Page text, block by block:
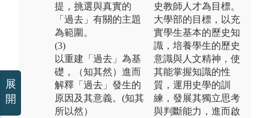
提，挑選與真實的
「過去」有關的主題
為範圍。
(3)
以重建「過去」為基
礎，（知其然）進而
解釋「過去」發生的
原因及其意義。(知其
所以然）
史教師人才為目標。
大學部的目標，以充
實學生基本的歷史知
識，培養學生的歷史
意識與人文精神，使
其能掌握知識的性
質，運用史學的訓
練，發展其獨立思考
與判斷能力，進而啟
展
開